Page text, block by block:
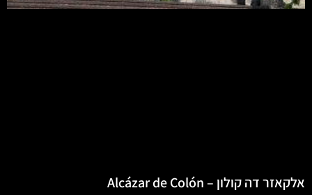
אלקאזר דה קולון – Alcázar de Colón